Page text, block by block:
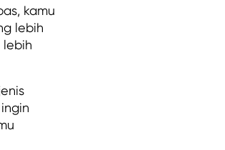
kamu
lebih